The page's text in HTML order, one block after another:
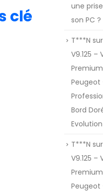
clé
une
son PC ?
T***N sur
V9.125 –
Bord
T***N sur
V9.125 –